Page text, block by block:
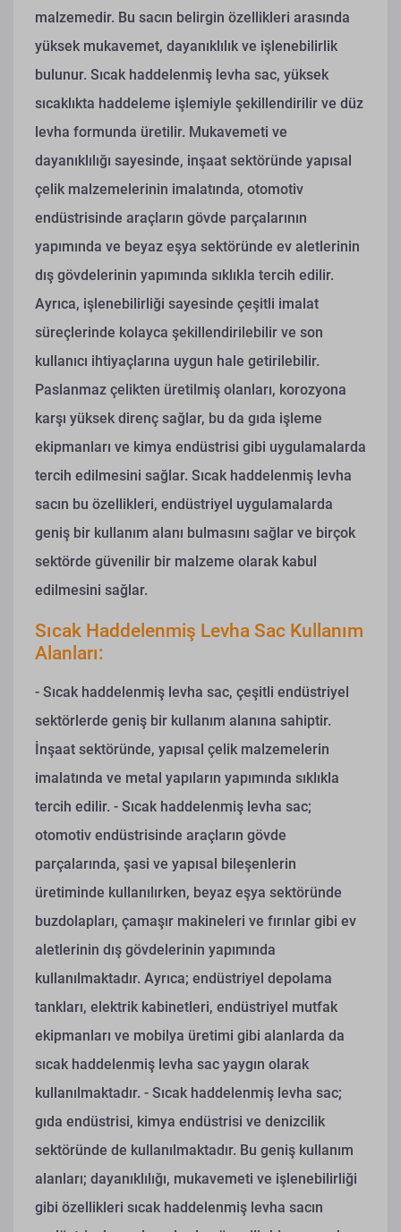
malzemedir. Bu sacın belirgin özellikleri arasında
yüksek mukavemet, dayanıklılık ve işlenebilirlik
bulunur. Sıcak haddelenmiş levha sac, yüksek
sıcaklıkta haddeleme işlemiyle şekillendirilir ve düz
levha formunda üretilir. Mukavemeti ve
dayanıklılığı sayesinde, inşaat sektöründe yapısal
çelik malzemelerinin imalatında, otomotiv
endüstrisinde araçların gövde parçalarının
yapımında ve beyaz eşya sektöründe ev aletlerinin
dış gövdelerinin yapımında sıklıkla tercih edilir.
Ayrıca, işlenebilirliği sayesinde çeşitli imalat
süreçlerinde kolayca şekillendirilebilir ve son
kullanıcı ihtiyaçlarına uygun hale getirilebilir.
Paslanmaz çelikten üretilmiş olanları, korozyona
karşı yüksek direnç sağlar, bu da gıda işleme
ekipmanları ve kimya endüstrisi gibi uygulamalarda
tercih edilmesini sağlar. Sıcak haddelenmiş levha
sacın bu özellikleri, endüstriyel uygulamalarda
geniş bir kullanım alanı bulmasını sağlar ve birçok
sektörde güvenilir bir malzeme olarak kabul
edilmesini sağlar.
Sıcak Haddelenmiş Levha Sac Kullanım
Alanları:
- Sıcak haddelenmiş levha sac, çeşitli endüstriyel
sektörlerde geniş bir kullanım alanına sahiptir.
İnşaat sektöründe, yapısal çelik malzemelerin
imalatında ve metal yapıların yapımında sıklıkla
tercih edilir. - Sıcak haddelenmiş levha sac;
otomotiv endüstrisinde araçların gövde
parçalarında, şasi ve yapısal bileşenlerin
üretiminde kullanılırken, beyaz eşya sektöründe
buzdolapları, çamaşır makineleri ve fırınlar gibi ev
aletlerinin dış gövdelerinin yapımında
kullanılmaktadır. Ayrıca; endüstriyel depolama
tankları, elektrik kabinetleri, endüstriyel mutfak
ekipmanları ve mobilya üretimi gibi alanlarda da
sıcak haddelenmiş levha sac yaygın olarak
kullanılmaktadır. - Sıcak haddelenmiş levha sac;
gıda endüstrisi, kimya endüstrisi ve denizcilik
sektöründe de kullanılmaktadır. Bu geniş kullanım
alanları; dayanıklılığı, mukavemeti ve işlenebilirliği
gibi özellikleri sıcak haddelenmiş levha sacın